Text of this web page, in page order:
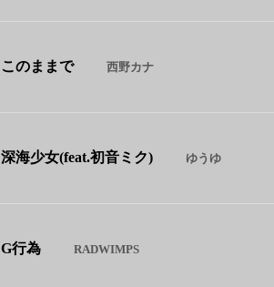
このままで 西野カナ
深海少女(feat.初音ミク) ゆうゆ
G行為 RADWIMPS